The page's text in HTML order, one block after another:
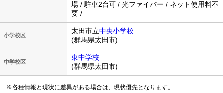
場 / 駐車2台可 / 光ファイバー / ネット使用料不
要 /
小学校区
太田市立中央小学校
(群馬県太田市)
中学校区
東中学校
(群馬県太田市)
※各種情報と現状に差異がある場合は、現状優先となります。